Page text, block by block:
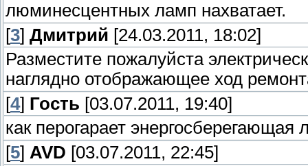
люминесцентных ламп нахватает.
[3] Дмитрий [24.03.2011, 18:02]
Разместите пожалуйста
наглядно отображающее ход
[4] Гость [03.07.2011, 19:40]
как перогарает энергосберегающая
[5] AVD [03.07.2011, 22:45]